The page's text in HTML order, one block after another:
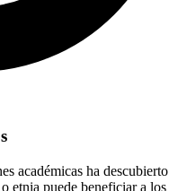
académicas ha descubierto
etnia puede beneficiar a los